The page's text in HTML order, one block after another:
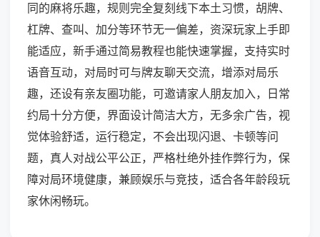
同的麻将乐趣，规则完全复刻线下本土习惯，胡牌、
杠牌、查叫、加分等环节无一偏差，资深玩家上手即
能适应，新手通过简易教程也能快速掌握，支持实时
语音互动，对局时可与牌友聊天交流，增添对局乐
趣，还设有亲友圈功能，可邀请家人朋友加入，日常
约局十分方便，界面设计简洁大方，无多余广告，视
觉体验舒适，运行稳定，不会出现闪退、卡顿等问
题，真人对战公平公正，严格杜绝外挂作弊行为，保
障对局环境健康，兼顾娱乐与竞技，适合各年龄段玩
家休闲畅玩。